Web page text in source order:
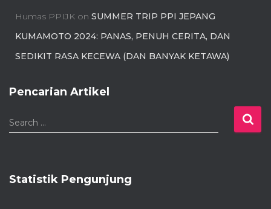
Humas PPIJK on SUMMER TRIP PPI JEPANG
KUMAMOTO 2024: PANAS, PENUH CERITA, DAN
SEDIKIT RASA KECEWA (DAN BANYAK KETAWA)
Pencarian Artikel
S
e
h
Search …
Statistik Pengunjung